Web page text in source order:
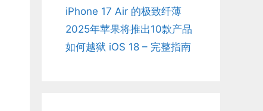
iPhone 17 Air 的极致纤薄
2025年苹果将推出10款产品
如何越狱 iOS 18 – 完整指南